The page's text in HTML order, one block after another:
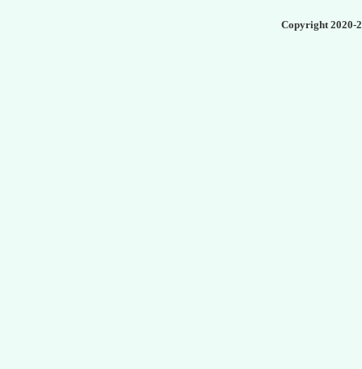
Copyright 2020-